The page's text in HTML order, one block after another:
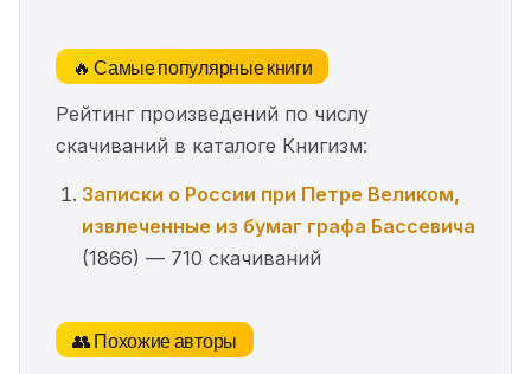
🔥 Самые популярные книги
Рейтинг произведений по числу
скачиваний в каталоге Книгизм:
Записки о России при Петре Великом,
извлеченные из бумаг графа Бассевича
(1866) — 710 скачиваний
👥 Похожие авторы